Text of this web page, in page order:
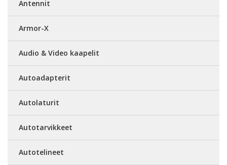
Antennit
Armor-X
Audio & Video kaapelit
Autoadapterit
Autolaturit
Autotarvikkeet
Autotelineet